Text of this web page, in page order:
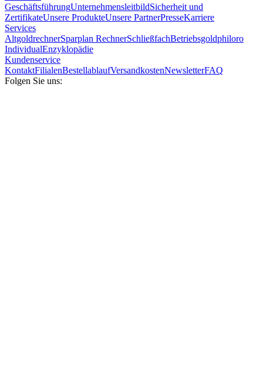
GeschäftsführungUnternehmensleitbildSicherheit und
ZertifikateUnsere ProdukteUnsere PartnerPresseKarriere
Services
AltgoldrechnerSparplan RechnerSchließfachBetriebsgoldphiloro
IndividualEnzyklopädie
Kundenservice
KontaktFilialenBestellablaufVersandkostenNewsletterFAQ
Folgen Sie uns: